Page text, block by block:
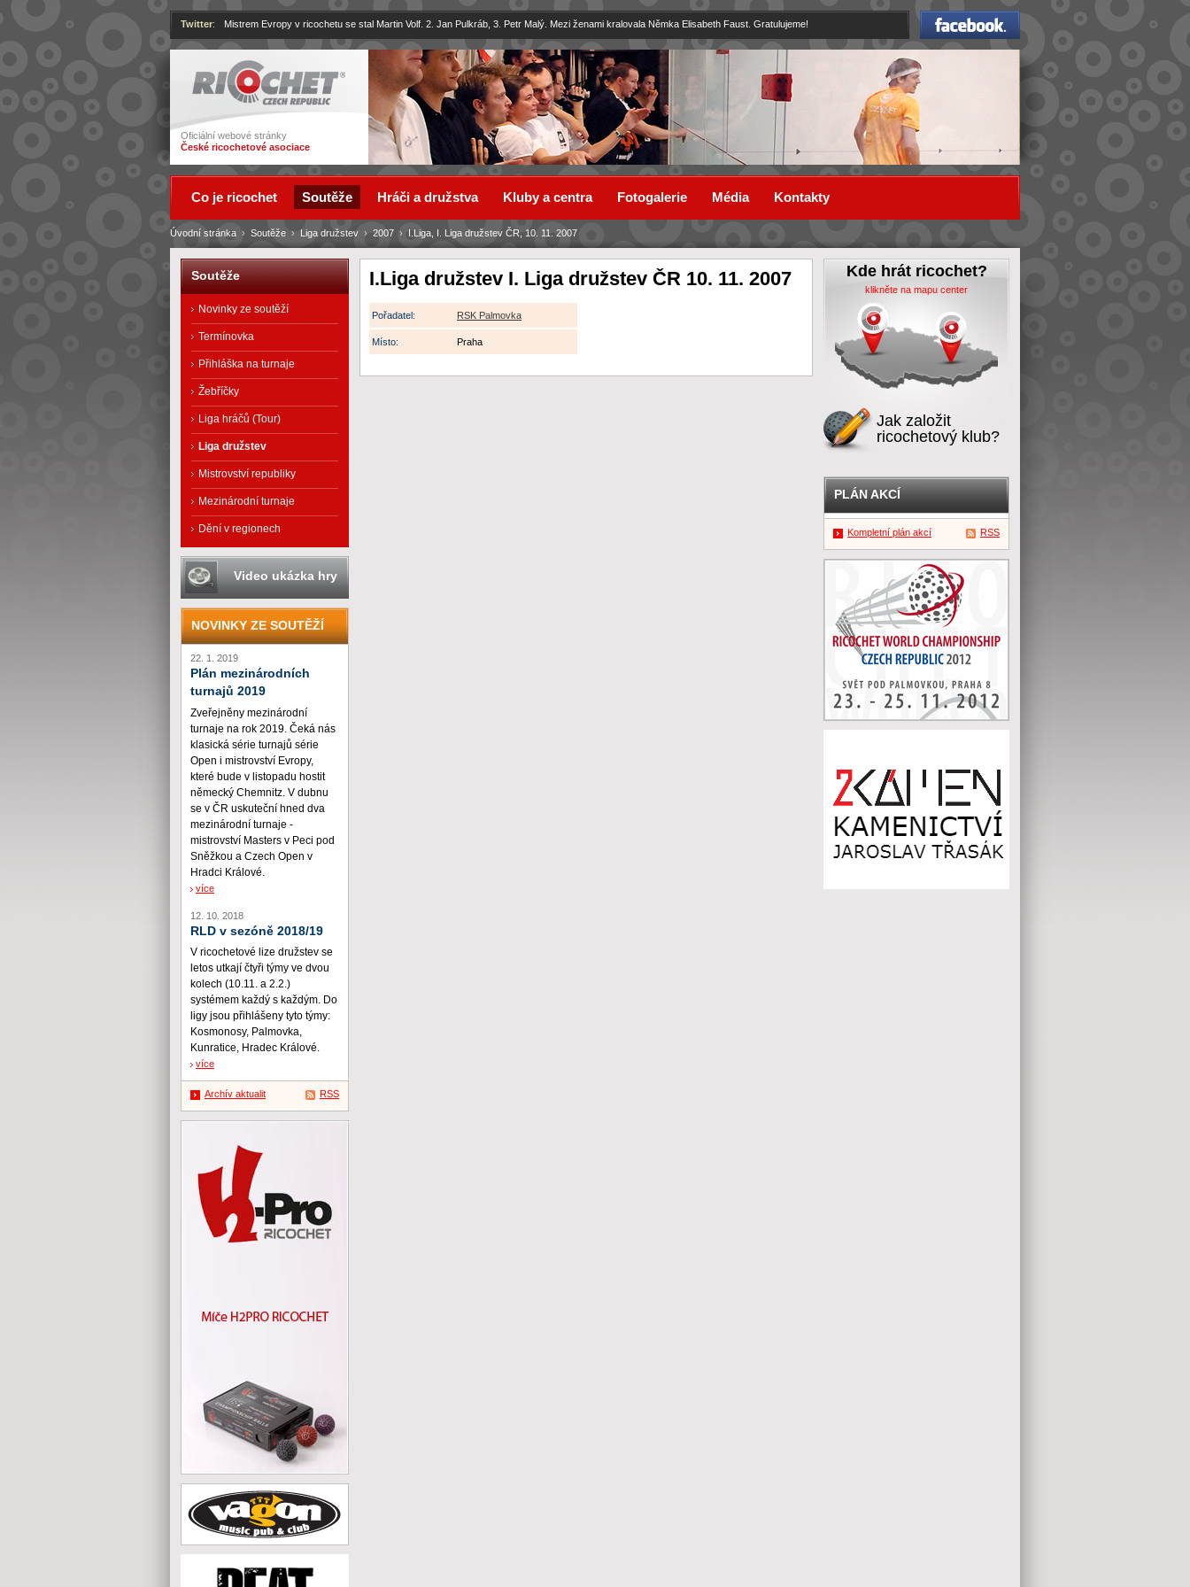
Ricochet
Oficiální webové stránky
České ricochetové asociace
Facebook
Twitter: Mistrem Evropy v ricochetu se stal Martin Volf. 2. Jan Pulkráb, 3. Petr Malý. Mezi ženami kralovala Němka Elisabeth Faust. Gratulujeme!
I.Liga družstev I. Liga družstev ČR 10. 11. 2007
Pořadatel: RSK Palmovka
Místo: Praha
Úvodní stránka › Soutěže › Liga družstev › 2007 › I.Liga, I. Liga družstev ČR, 10. 11. 2007
Co je ricochet Soutěže Hráči a družstva Kluby a centra Fotogalerie Média Kontakty
Soutěže
Novinky ze soutěží
Termínovka
Přihláška na turnaje
Žebříčky
Liga hráčů (Tour)
Liga družstev
Mistrovství republiky
Mezinárodní turnaje
Dění v regionech
Video ukázka hry
NOVINKY ZE SOUTĚŽÍ
22. 1. 2019
Plán mezinárodních
turnajů 2019
Zveřejněny mezinárodní
turnaje na rok 2019. Čeká nás
klasická série turnajů série
Open i mistrovství Evropy,
které bude v listopadu hostit
německý Chemnitz. V dubnu
se v ČR uskuteční hned dva
mezinárodní turnaje -
mistrovství Masters v Peci pod
Sněžkou a Czech Open v
Hradci Králové.
více
12. 10. 2018
RLD v sezóně 2018/19
V ricochetové lize družstev se
letos utkají čtyři týmy ve dvou
kolech (10.11. a 2.2.)
systémem každý s každým. Do
ligy jsou přihlášeny tyto týmy:
Kosmonosy, Palmovka,
Kunratice, Hradec Králové.
více
Archív aktualit RSS
Kde hrát ricochet?
klikněte na mapu center
Jak založit
ricochetový klub?
PLÁN AKCÍ
Kompletní plán akcí RSS